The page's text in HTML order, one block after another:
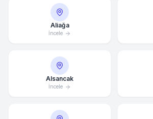
Aliağa
İncele
Alsancak
İncele